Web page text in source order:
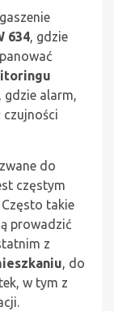
634, gdzie
, gdzie alarm,
czujności
do
częstym
takie
prowadzić
z
, do
w tym z